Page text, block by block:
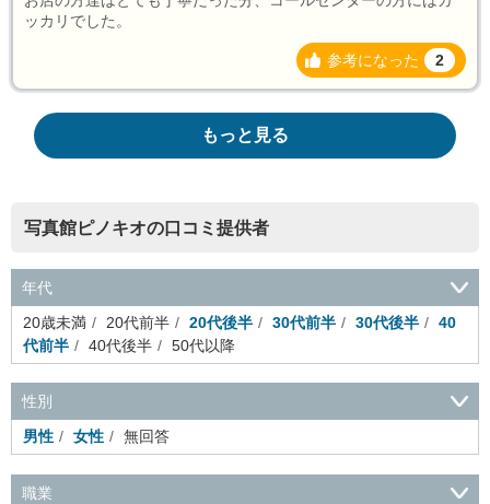
ッカリでした。
参考になった 2
もっと見る
写真館ピノキオの口コミ提供者
年代
20歳未満
20代前半 20代後半 30代前半 30代後半
40
代前半
40代後半 50代以降
性別
男性
女性 無回答
職業